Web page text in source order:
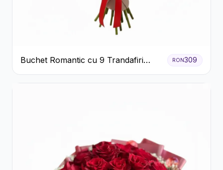
Buchet Romantic cu 9 Trandafiri
Roșii
RON309